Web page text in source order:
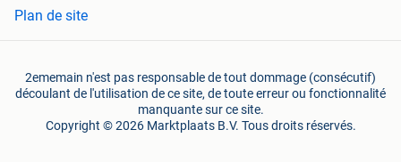
Plan de site
2ememain n'est pas responsable de tout dommage (consécutif)
découlant de l'utilisation de ce site, de toute erreur ou fonctionnalité
manquante sur ce site.
Copyright © 2026 Marktplaats B.V. Tous droits réservés.